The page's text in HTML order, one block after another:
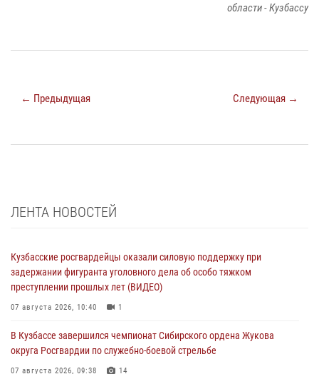
области - Кузбассу
← Предыдущая Следующая →
ЛЕНТА НОВОСТЕЙ
Кузбасские росгвардейцы оказали силовую поддержку при
задержании фигуранта уголовного дела об особо тяжком
преступлении прошлых лет (ВИДЕО)
07 августа 2026, 10:40 1
В Кузбассе завершился чемпионат Сибирского ордена Жукова
округа Росгвардии по служебно-боевой стрельбе
07 августа 2026, 09:38 14